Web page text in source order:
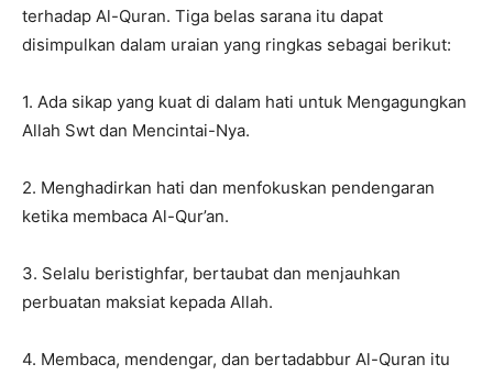
terhadap Al-Quran. Tiga belas sarana itu dapat
disimpulkan dalam uraian yang ringkas sebagai berikut:
1. Ada sikap yang kuat di dalam hati untuk Mengagungkan
Allah Swt dan Mencintai-Nya.
2. Menghadirkan hati dan menfokuskan pendengaran
ketika membaca Al-Qur’an.
3. Selalu beristighfar, bertaubat dan menjauhkan
perbuatan maksiat kepada Allah.
4. Membaca, mendengar, dan bertadabbur Al-Quran itu